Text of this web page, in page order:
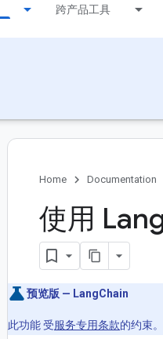
跨产品工具
Home Documentation
使用
预览版 — LangChain
此功能 受服务专用条款的约束